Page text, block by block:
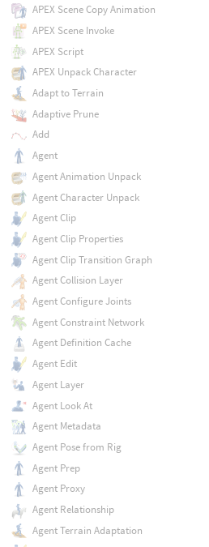
APEX Scene Copy Animation
APEX Scene Invoke
APEX Script
APEX Unpack Character
Adapt to Terrain
Adaptive Prune
Add
Agent
Agent Animation Unpack
Agent Character Unpack
Agent Clip
Agent Clip Properties
Agent Clip Transition Graph
Agent Collision Layer
Agent Configure Joints
Agent Constraint Network
Agent Definition Cache
Agent Edit
Agent Layer
Agent Look At
Agent Metadata
Agent Pose from Rig
Agent Prep
Agent Proxy
Agent Relationship
Agent Terrain Adaptation